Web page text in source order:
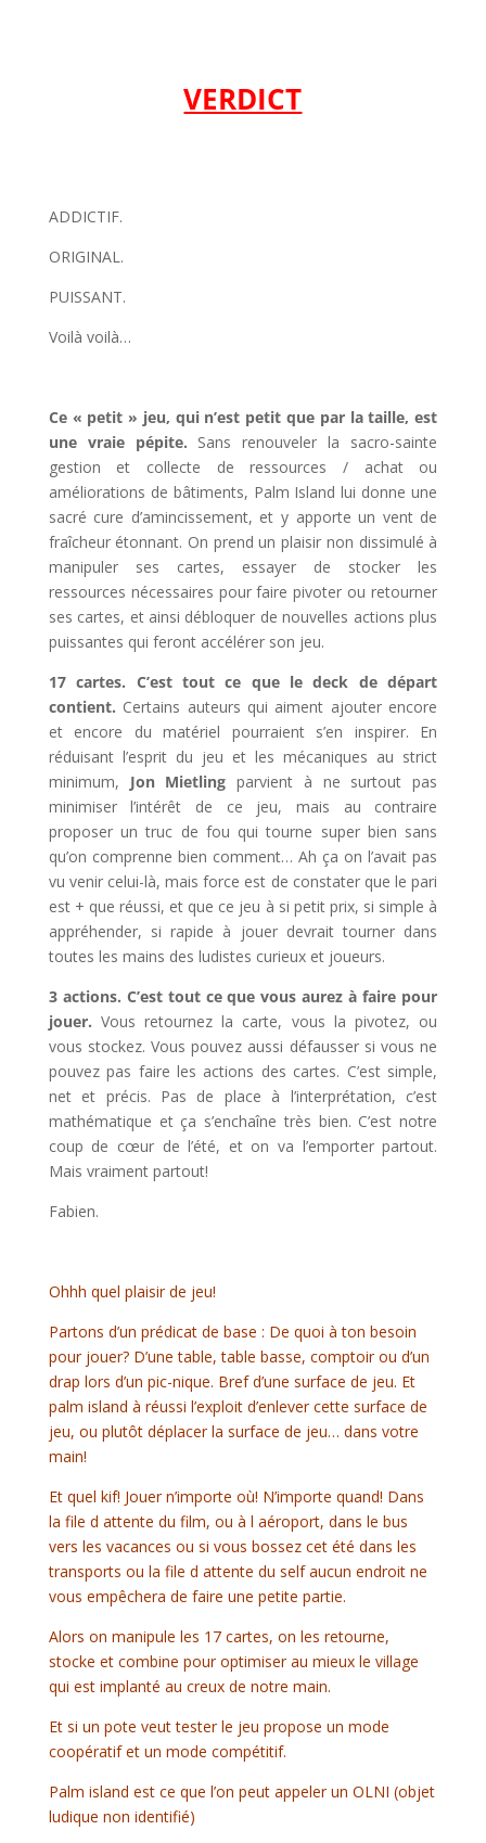
VERDICT
ADDICTIF.
ORIGINAL.
PUISSANT.
Voilà voilà…
Ce « petit » jeu, qui n’est petit que par la taille, est
une vraie pépite. Sans renouveler la sacro-sainte
gestion et collecte de ressources / achat ou
améliorations de bâtiments, Palm Island lui donne une
sacré cure d’amincissement, et y apporte un vent de
fraîcheur étonnant. On prend un plaisir non dissimulé à
manipuler ses cartes, essayer de stocker les
ressources nécessaires pour faire pivoter ou retourner
ses cartes, et ainsi débloquer de nouvelles actions plus
puissantes qui feront accélérer son jeu.
17 cartes. C’est tout ce que le deck de départ
contient. Certains auteurs qui aiment ajouter encore
et encore du matériel pourraient s’en inspirer. En
réduisant l’esprit du jeu et les mécaniques au strict
minimum, Jon Mietling parvient à ne surtout pas
minimiser l’intérêt de ce jeu, mais au contraire
proposer un truc de fou qui tourne super bien sans
qu’on comprenne bien comment… Ah ça on l’avait pas
vu venir celui-là, mais force est de constater que le pari
est + que réussi, et que ce jeu à si petit prix, si simple à
appréhender, si rapide à jouer devrait tourner dans
toutes les mains des ludistes curieux et joueurs.
3 actions. C’est tout ce que vous aurez à faire pour
jouer. Vous retournez la carte, vous la pivotez, ou
vous stockez. Vous pouvez aussi défausser si vous ne
pouvez pas faire les actions des cartes. C’est simple,
net et précis. Pas de place à l’interprétation, c’est
mathématique et ça s’enchaîne très bien. C’est notre
coup de cœur de l’été, et on va l’emporter partout.
Mais vraiment partout!
Fabien.
Ohhh quel plaisir de jeu!
Partons d’un prédicat de base : De quoi à ton besoin
pour jouer? D’une table, table basse, comptoir ou d’un
drap lors d’un pic-nique. Bref d’une surface de jeu. Et
palm island à réussi l’exploit d’enlever cette surface de
jeu, ou plutôt déplacer la surface de jeu… dans votre
main!
Et quel kif! Jouer n’importe où! N’importe quand! Dans
la file d attente du film, ou à l aéroport, dans le bus
vers les vacances ou si vous bossez cet été dans les
transports ou la file d attente du self aucun endroit ne
vous empêchera de faire une petite partie.
Alors on manipule les 17 cartes, on les retourne,
stocke et combine pour optimiser au mieux le village
qui est implanté au creux de notre main.
Et si un pote veut tester le jeu propose un mode
coopératif et un mode compétitif.
Palm island est ce que l’on peut appeler un OLNI (objet
ludique non identifié)